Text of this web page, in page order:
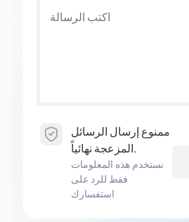
ممنوع إرسال الرسائل
المزعجة نهائياً.
نستخدم هذه المعلومات
فقط للرد على
استفسارك